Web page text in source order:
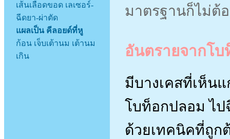
เส้นเลือดขอด เลเซอร์-
ฉีดยา-ผ่าตัด
แผลเป็น คีลอยด์ที่หู
ก้อน เจ็บเต้านม เต้านม
เกิน
มาตรฐานก็ไม่ต้
อันตรายจากโ
มีบางเคสที่เห็น
โบท็อกปลอม ไป
ด้วยเทคนิคที่ถูก